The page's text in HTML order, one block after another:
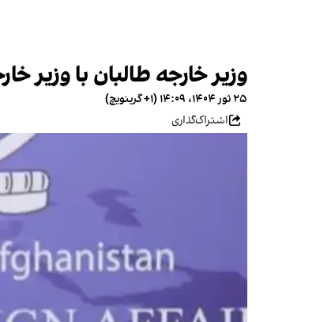
وزیر خارجه طالبان با وزیر
۲۵ ثور ۱۴۰۴، ۱۴:۰۹ (‎+۱ گرینویچ)
اشتراک‌گذاری